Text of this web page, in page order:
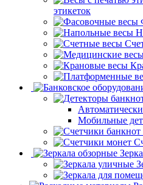
этикеток
Мобильные